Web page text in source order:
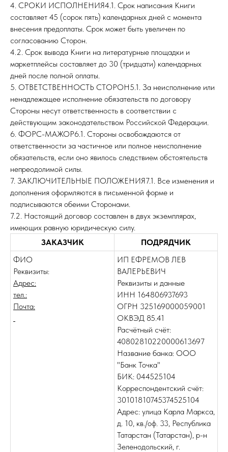
4. СРОКИ ИСПОЛНЕНИЯ4.1. Срок написания Книги
составляет 45 (сорок пять) календарных дней с момента
внесения предоплаты. Срок может быть увеличен по
согласованию Сторон.
4.2. Срок вывода Книги на литературные площадки и
маркетплейсы составляет до 30 (тридцати) календарных
дней после полной оплаты.
5. ОТВЕТСТВЕННОСТЬ СТОРОН5.1. За неисполнение или
ненадлежащее исполнение обязательств по договору
Стороны несут ответственность в соответствии с
действующим законодательством Российской Федерации.
6. ФОРС-МАЖОР6.1. Стороны освобождаются от
ответственности за частичное или полное неисполнение
обязательств, если оно явилось следствием обстоятельств
непреодолимой силы.
7. ЗАКЛЮЧИТЕЛЬНЫЕ ПОЛОЖЕНИЯ7.1. Все изменения и
дополнения оформляются в письменной форме и
подписываются обеими Сторонами.
7.2. Настоящий договор составлен в двух экземплярах,
имеющих равную юридическую силу.
ЗАКАЗЧИК
ПОДРЯДЧИК
ФИО
Реквизиты:
Адрес:
тел.:
Почта:
ИП ЕФРЕМОВ ЛЕВ
ВАЛЕРЬЕВИЧ
Реквизиты и данные
ИНН 164806937693
ОГРН 325169000059001
ОКВЭД 85.41
Расчётный счёт:
40802810220000613697
Название банка: ООО
"Банк Точка"
БИК: 044525104
Корреспондентский счёт:
30101810745374525104
Адрес: улица Карла Маркса,
д. 10, кв./оф. 33, Республика
Татарстан (Татарстан), р-н
Зеленодольский, г.